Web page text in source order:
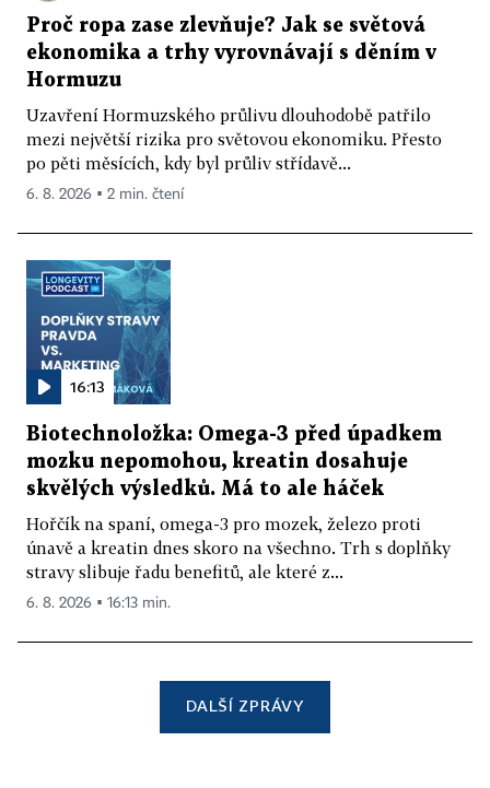
Proč ropa zase zlevňuje? Jak se světová
ekonomika a trhy vyrovnávají s děním v
Hormuzu
Uzavření Hormuzského průlivu dlouhodobě patřilo
mezi největší rizika pro světovou ekonomiku. Přesto
po pěti měsících, kdy byl průliv střídavě...
6. 8. 2026 ▪ 2 min. čtení
16:13
Biotechnoložka: Omega-3 před úpadkem
mozku nepomohou, kreatin dosahuje
skvělých výsledků. Má to ale háček
Hořčík na spaní, omega-3 pro mozek, železo proti
únavě a kreatin dnes skoro na všechno. Trh s doplňky
stravy slibuje řadu benefitů, ale které z...
6. 8. 2026 ▪ 16:13 min.
DALŠÍ ZPRÁVY